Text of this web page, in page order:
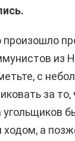
из
с
за то,
угольщиков
а